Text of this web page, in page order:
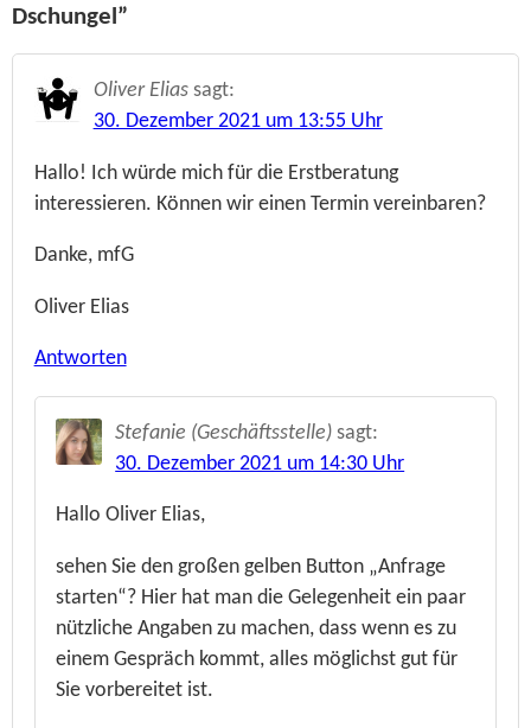
Dschungel”
Oliver Elias sagt:
30. Dezember 2021 um 13:55 Uhr
Hallo! Ich würde mich für die Erstberatung
interessieren. Können wir einen Termin vereinbaren?
Danke, mfG
Oliver Elias
Antworten
Stefanie (Geschäftsstelle) sagt:
30. Dezember 2021 um 14:30 Uhr
Hallo Oliver Elias,
sehen Sie den großen gelben Button „Anfrage
starten“? Hier hat man die Gelegenheit ein paar
nützliche Angaben zu machen, dass wenn es zu
einem Gespräch kommt, alles möglichst gut für
Sie vorbereitet ist.